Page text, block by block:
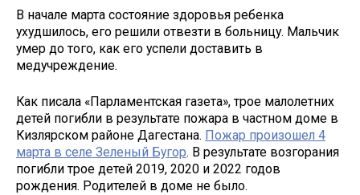
В начале марта состояние здоровья ребенка
ухудшилось, его решили отвезти в больницу. Мальчик
умер до того, как его успели доставить в
медучреждение.
Как писала «Парламентская газета», трое малолетних
детей погибли в результате пожара в частном доме в
Кизлярском районе Дагестана. Пожар произошел 4
марта в селе Зеленый Бугор. В результате возгорания
погибли трое детей 2019, 2020 и 2022 годов
рождения. Родителей в доме не было.